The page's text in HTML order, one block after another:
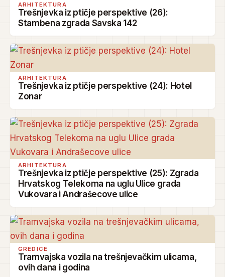
ARHITEKTURA
Trešnjevka iz ptičje perspektive (26):
Stambena zgrada Savska 142
ARHITEKTURA
Trešnjevka iz ptičje perspektive (24): Hotel
Zonar
ARHITEKTURA
Trešnjevka iz ptičje perspektive (25): Zgrada
Hrvatskog Telekoma na uglu Ulice grada
Vukovara i Andrašecove ulice
GREDICE
Tramvajska vozila na trešnjevačkim ulicama,
ovih dana i godina